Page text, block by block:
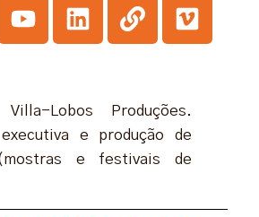
Villa-Lobos Produções.
executiva e produção de
e festivais de